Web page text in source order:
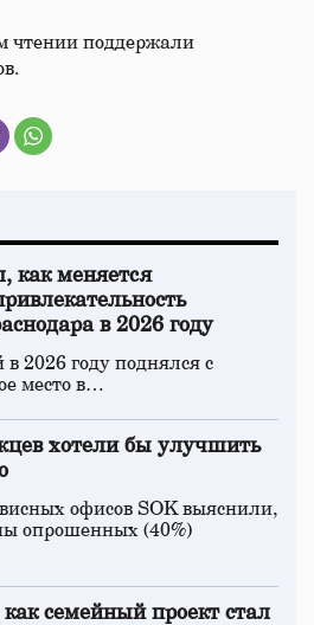
чтении поддержали
как меняется
в 2026 году
в 2026 году поднялся с
место в…
хотели бы улучшить
офисов SOK выяснили,
опрошенных (40%)
семейный проект стал